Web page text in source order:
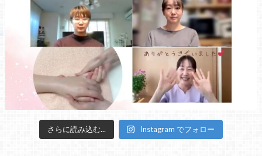
さらに読み込む... Instagram でフォロー